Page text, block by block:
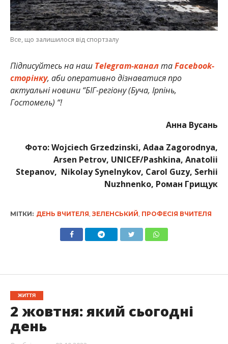
Все, що залишилося від спортзалу
Підписуйтесь на наш Telegram-канал таFacebook-
сторінку, аби оперативно дізнаватися про
актуальні новини “БІГ-регіону (Буча, Ірпінь,
Гостомель) “!
Анна Вусань
Фото: Wojciech Grzedzinski, Adaa Zagorodnya,
Arsen Petrov, UNICEF/Pashkina, Anatolii
Stepanov, Nikolay Synelnykov, Carol Guzy, Serhii
Nuzhnenko, Роман Грищук
МІТКИ: ДЕНЬ ВЧИТЕЛЯ, ЗЕЛЕНСЬКИЙ, ПРОФЕСІЯ ВЧИТЕЛЯ
ЖИТТЯ
2 жовтня: який сьогодні
день